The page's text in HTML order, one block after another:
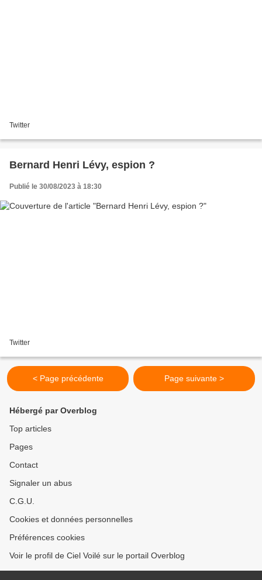
Twitter
Bernard Henri Lévy, espion ?
Publié le 30/08/2023 à 18:30
Twitter
< Page précédente Page suivante >
Hébergé par Overblog
Top articles
Pages
Contact
Signaler un abus
C.G.U.
Cookies et données personnelles
Préférences cookies
Voir le profil de Ciel Voilé sur le portail Overblog